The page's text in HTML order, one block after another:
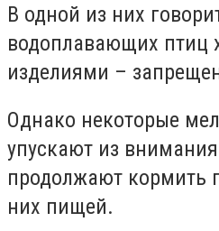
В одной из них
водоплавающих птиц
изделиями –
Однако некоторые
упускают из внимания
продолжают кормить
них пищей.